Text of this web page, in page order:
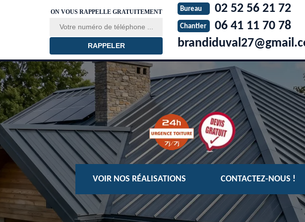
ON VOUS RAPPELLE GRATUITEMENT Bureau 02 52 56 21 72
Chantier
06 41 11 70 78
VOIR NOS RÉALISATIONS CONTACTEZ-NOUS !